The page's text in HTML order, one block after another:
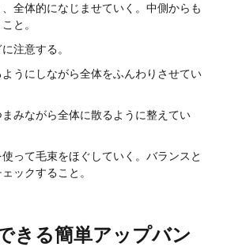
全体的になじませていく。中側からも
と。
注意する。
ようにしながら全体をふんわりさせてい
みながら全体に散るように整えてい
って毛束をほぐしていく。バランスと
ックすること。
きる簡単アップバン